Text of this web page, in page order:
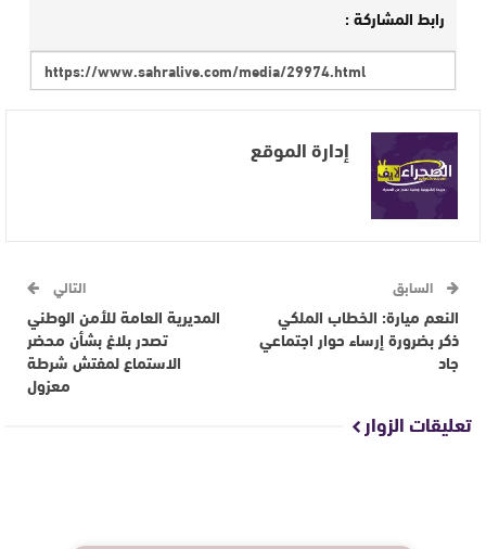
رابط المشاركة :
إدارة الموقع
السابق
النعم ميارة: الخطاب الملكي
ذكر بضرورة إرساء حوار اجتماعي
جاد
التالي
المديرية العامة للأمن الوطني
تصدر بلاغ بشأن محضر
الاستماع لمفتش شرطة
معزول
تعليقات الزوار